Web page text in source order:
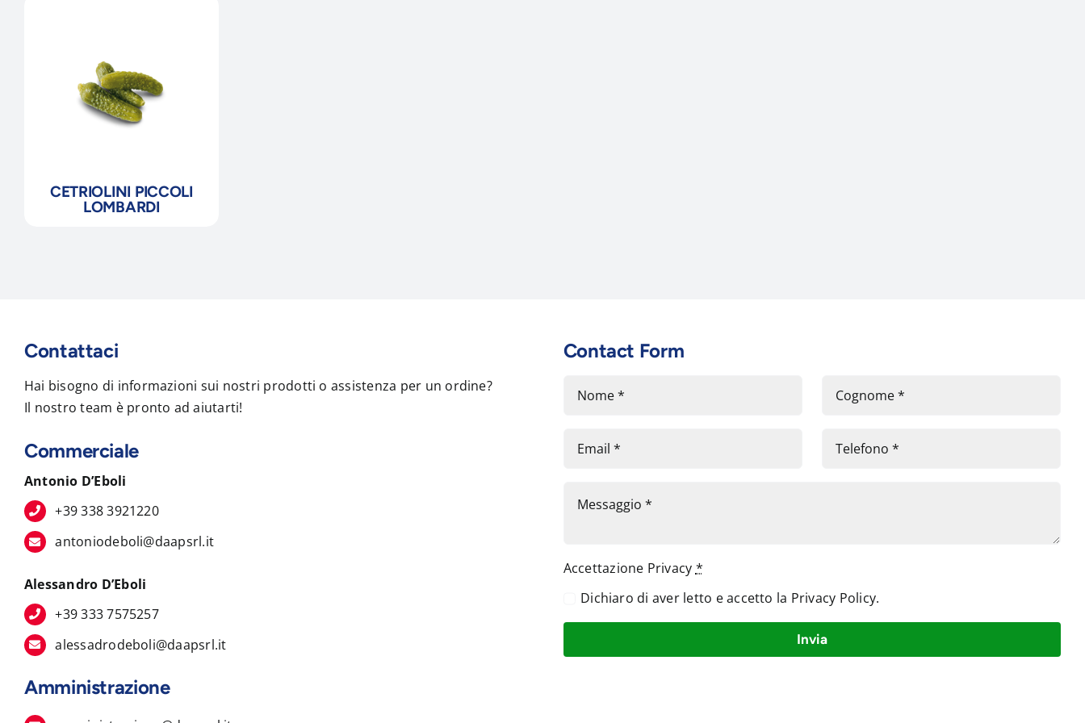
CETRIOLINI PICCOLI
LOMBARDI
Contattaci
Hai bisogno di informazioni sui nostri prodotti o assistenza per un ordine?
Il nostro team è pronto ad aiutarti!
Commerciale
Antonio D’Eboli
+39 338 3921220
antoniodeboli@daapsrl.it
Alessandro D’Eboli
+39 333 7575257
alessadrodeboli@daapsrl.it
Amministrazione
Contact Form
Accettazione Privacy *
Dichiaro di aver letto e accetto la Privacy Policy.
Invia